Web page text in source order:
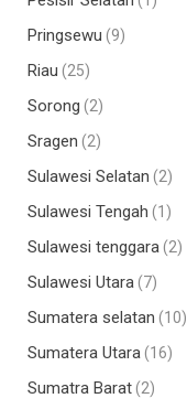
Pringsewu (9)
Riau (25)
Sorong (2)
Sragen (2)
Sulawesi Selatan (2)
Sulawesi Tengah (1)
Sulawesi tenggara(2)
Sulawesi Utara(7)
Sumatera selatan (10)
Sumatera Utara(16)
Sumatra Barat(2)